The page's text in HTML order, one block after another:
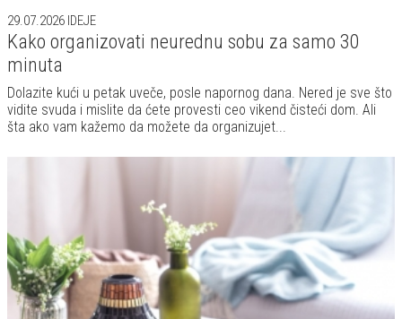
29.07.2026 IDEJE
Kako organizovati neurednu sobu za samo 30
minuta
Dolazite kući u petak uveče, posle napornog dana. Nered je sve što
vidite svuda i mislite da ćete provesti ceo vikend čisteći dom. Ali
šta ako vam kažemo da možete da organizujet...